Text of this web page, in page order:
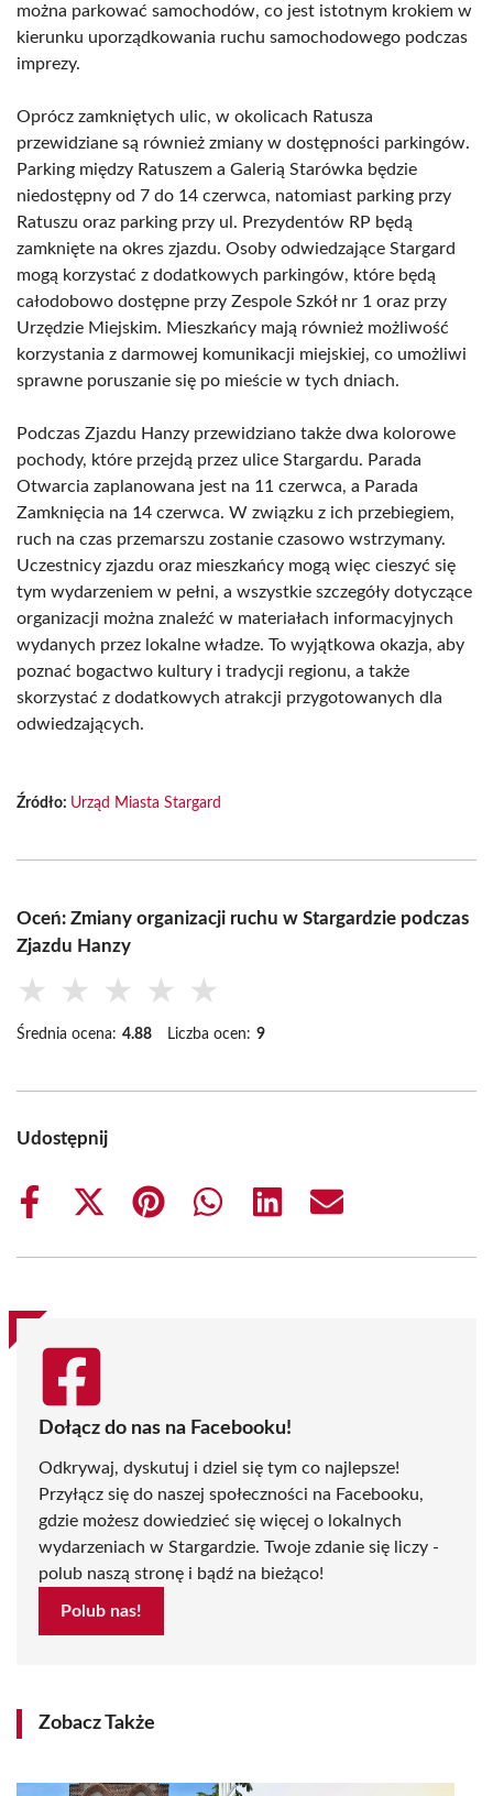
można parkować samochodów, co jest istotnym krokiem w
kierunku uporządkowania ruchu samochodowego podczas
imprezy.
Oprócz zamkniętych ulic, w okolicach Ratusza
przewidziane są również zmiany w dostępności parkingów.
Parking między Ratuszem a Galerią Starówka będzie
niedostępny od 7 do 14 czerwca, natomiast parking przy
Ratuszu oraz parking przy ul. Prezydentów RP będą
zamknięte na okres zjazdu. Osoby odwiedzające Stargard
mogą korzystać z dodatkowych parkingów, które będą
całodobowo dostępne przy Zespole Szkół nr 1 oraz przy
Urzędzie Miejskim. Mieszkańcy mają również możliwość
korzystania z darmowej komunikacji miejskiej, co umożliwi
sprawne poruszanie się po mieście w tych dniach.
Podczas Zjazdu Hanzy przewidziano także dwa kolorowe
pochody, które przejdą przez ulice Stargardu. Parada
Otwarcia zaplanowana jest na 11 czerwca, a Parada
Zamknięcia na 14 czerwca. W związku z ich przebiegiem,
ruch na czas przemarszu zostanie czasowo wstrzymany.
Uczestnicy zjazdu oraz mieszkańcy mogą więc cieszyć się
tym wydarzeniem w pełni, a wszystkie szczegóły dotyczące
organizacji można znaleźć w materiałach informacyjnych
wydanych przez lokalne władze. To wyjątkowa okazja, aby
poznać bogactwo kultury i tradycji regionu, a także
skorzystać z dodatkowych atrakcji przygotowanych dla
odwiedzających.
Źródło: Urząd Miasta Stargard
Oceń: Zmiany organizacji ruchu w Stargardzie podczas
Zjazdu Hanzy
★ ★ ★ ★ ★
Średnia ocena: 4.88 Liczba ocen: 9
Udostępnij
Share
Share
(Twitter)
Share
Share
Share
Share
Dołącz do nas na Facebooku!
Odkrywaj, dyskutuj i dziel się tym co najlepsze!
Przyłącz się do naszej społeczności na Facebooku,
gdzie możesz dowiedzieć się więcej o lokalnych
wydarzeniach w Stargardzie. Twoje zdanie się liczy -
polub naszą stronę i bądź na bieżąco!
Polub nas!
Zobacz Także